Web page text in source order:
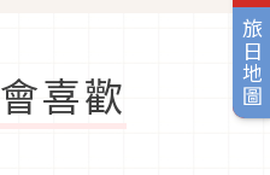
旅日地圖
喜歡